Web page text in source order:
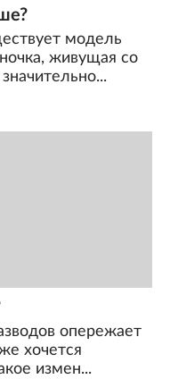
модель
живущая со
опережает
хочется
измен...